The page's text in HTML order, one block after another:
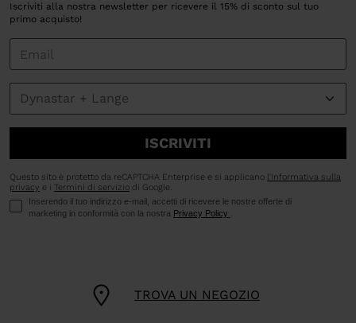
TROVA UN NEGOZIO
Iscriviti alla nostra newsletter per ricevere il 15% di sconto sul tuo
primo acquisto!
ISCRIVITI
Questo sito è protetto da reCAPTCHA Enterprise e si applicano
l'Informativa sulla
privacy e i Termini di servizio di Google.
Inserendo il tuo indirizzo e-mail, accetti di ricevere le nostre offerte di
marketing in conformità con la nostra Privacy Policy .